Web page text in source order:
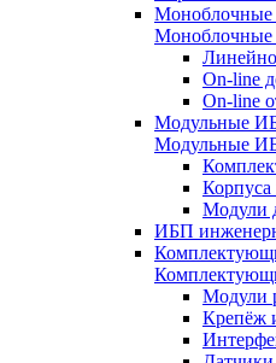
On-line
On-line
Модульные
Модульные
Модули
ИБП
Модули
Крепёж